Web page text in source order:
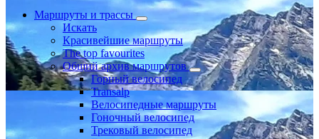
Маршруты и трассы
Искать
Красивейшие маршруты
The top favourites
Общий архив маршрутов
Горный велосипед
Transalp
Велосипедные маршруты
Гоночный велосипед
Трековый велосипед